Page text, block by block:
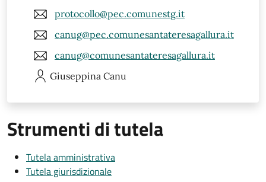
protocollo@pec.comunestg.it
canug@pec.comunesantateresagallura.it
canug@comunesantateresagallura.it
Giuseppina Canu
Strumenti di tutela
Tutela amministrativa
Tutela giurisdizionale